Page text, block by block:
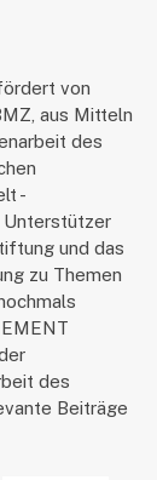
von
aus Mitteln
des
-
Unterstützer
und das
zu Themen
des
Beiträge